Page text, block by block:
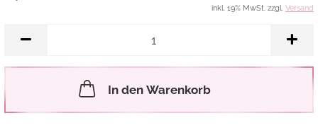
Merkzettel
inkl. 19% MwSt. zzgl. Versand
In den Warenkorb